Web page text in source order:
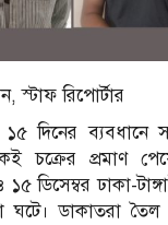
স্টাফ রিপোর্টার
১৫ দিনের
চক্রের প্রমাণ
১৫ ডিসেম্বর ঢাকা-
ঘটে। ডাকাতরা